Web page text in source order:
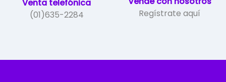
Venta telefónica
(01)635-2284
Regístrate aquí